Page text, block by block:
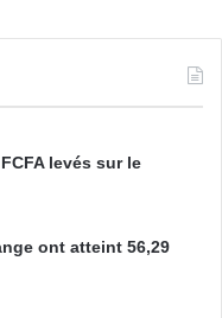
levés sur le
ont atteint 56,29